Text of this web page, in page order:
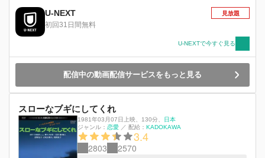
U-NEXT
初回31日間無料
見放題
U-NEXTで今すぐ見る
配信中の動画配信サービスをもっと見る
スローなブギにしてくれ
1981年03月07日上映 130分
日本
ジャンル： 恋愛 ／ 配給： KADOKAWA
3.4
2803 2570